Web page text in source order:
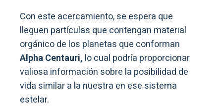
Con este acercamiento, se espera que
lleguen partículas que contengan material
orgánico de los planetas que conforman
Alpha Centauri, lo cual podría proporcionar
valiosa información sobre la posibilidad de
vida similar a la nuestra en ese sistema
estelar.